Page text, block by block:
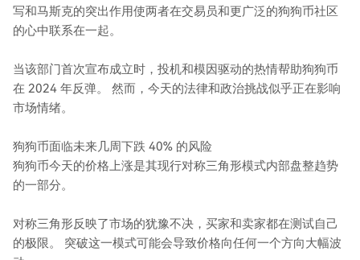
写和马斯克的突出作用使两者在交易员和更广泛的狗狗币社区
的心中联系在一起。
当该部门首次宣布成立时，投机和模因驱动的热情帮助狗狗币
在 2024 年反弹。 然而，今天的法律和政治挑战似乎正在影响
市场情绪。
狗狗币面临未来几周下跌 40% 的风险
狗狗币今天的价格上涨是其现行对称三角形模式内部盘整趋势
的一部分。
对称三角形反映了市场的犹豫不决，买家和卖家都在测试自己
的极限。 突破这一模式可能会导致价格向任何一个方向大幅波